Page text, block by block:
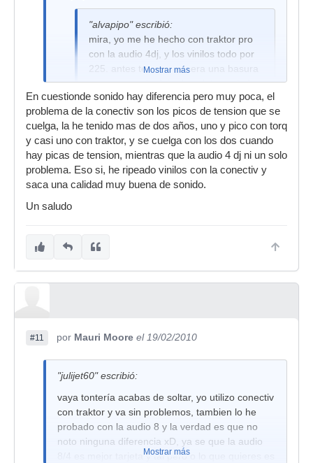
"alvapipo" escribió:
mira, yo me he hecho con traktor pro
con la audio 4dj, y los vinilos todo por
225. antes tenia torq y era una basura
pero no queria dejar los platos, y joder
va de lujo, stoy mu contento.
vaya tontería acabas de soltar, yo utilizo conectiv
con traktor y va sin problemos, tambien lo he
probado con la audio 8 y la verdad es que no
noto ninguna diferencia xD, ya se que la audio
8/4 es mejor tarjeta y tal pero o lo que quieres es
Mostrar más
En cuestionde sonido hay diferencia pero muy poca, el
problema de la conectiv son los picos de tension que se
cuelga, la he tenido mas de dos años, uno y pico con torq
y casi uno con traktor, y se cuelga con los dos cuando
hay picas de tension, mientras que la audio 4 dj ni un solo
problema. Eso si, he ripeado vinilos con la conectiv y
saca una calidad muy buena de sonido.
Un saludo
#11 por Mauri Moore el 19/02/2010
"julijet60" escribió:
vaya tontería acabas de soltar, yo utilizo conectiv
con traktor y va sin problemos, tambien lo he
probado con la audio 8 y la verdad es que no
noto ninguna diferencia xD, ya se que la audio
8/4 es mejor tarjeta y tal pero o lo que quieres es
Mostrar más